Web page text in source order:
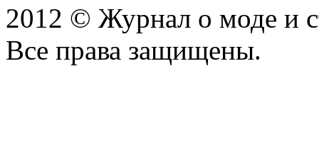
2012 © Журнал о моде и
Все права защищены.